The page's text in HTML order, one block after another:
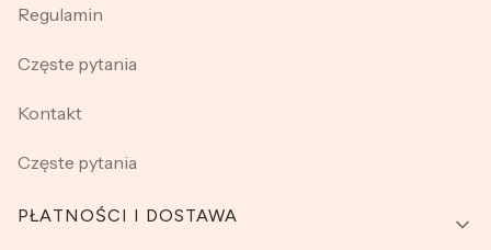
Regulamin
Częste pytania
Kontakt
Częste pytania
PŁATNOŚCI I DOSTAWA